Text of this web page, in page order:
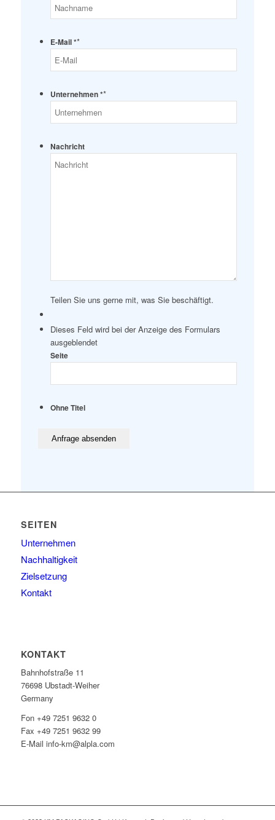
E-Mail **
Unternehmen **
Nachricht
Teilen Sie uns gerne mit, was Sie beschäftigt.
Dieses Feld wird bei der Anzeige des Formulars
ausgeblendet
Seite
Ohne Titel
SEITEN
Unternehmen
Nachhaltigkeit
Zielsetzung
Kontakt
KONTAKT
Bahnhofstraße 11
76698 Ubstadt-Weiher
Germany
Fon +49 7251 9632 0
Fax +49 7251 9632 99
E-Mail info-km@alpla.com